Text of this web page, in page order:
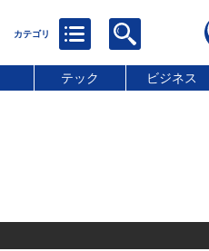
テック ビジネス